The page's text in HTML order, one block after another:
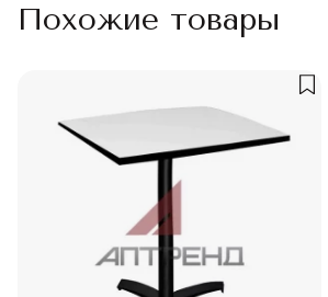
Похожие товары